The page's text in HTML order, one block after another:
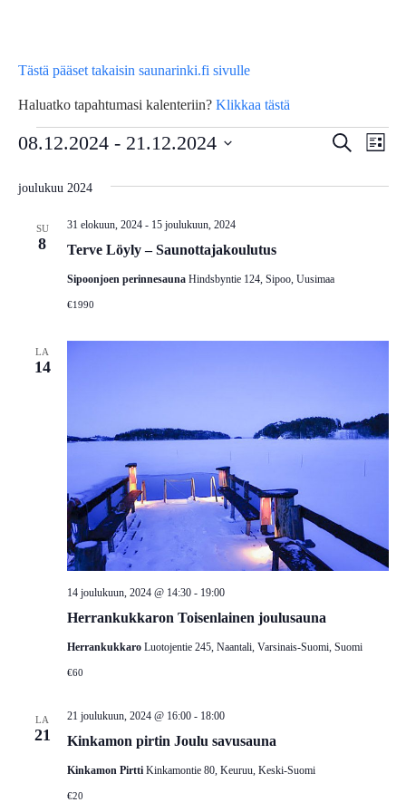
Tästä pääset takaisin saunarinki.fi sivulle
Haluatko tapahtumasi kalenteriin? Klikkaa tästä
Tapahtumat Etsi
Lista
08.12.2024 - 21.12.2024
päivä.
joulukuu 2024
SU
8 Terve Löyly – Saunottajakoulutus
31 elokuun, 2024- 15 joulukuun, 2024
Sipoonjoen perinnesauna Hindsbyntie 124, Sipoo, Uusimaa
€1990
LA
14
Herrankukkaron Toisenlainen joulusauna
14 joulukuun, 2024 @ 14:30- 19:00
Herrankukkaro Luotojentie 245, Naantali, Varsinais-Suomi, Suomi
€60
LA
21 Kinkamon pirtin Joulu savusauna
21 joulukuun, 2024 @ 16:00- 18:00
Kinkamon Pirtti Kinkamontie 80, Keuruu, Keski-Suomi
€20